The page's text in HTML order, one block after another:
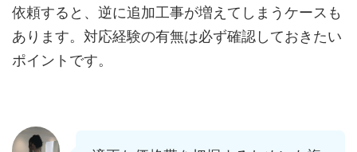
依頼すると、逆に追加工事が増えてしまうケースも
あります。対応経験の有無は必ず確認しておきたい
ポイントです。